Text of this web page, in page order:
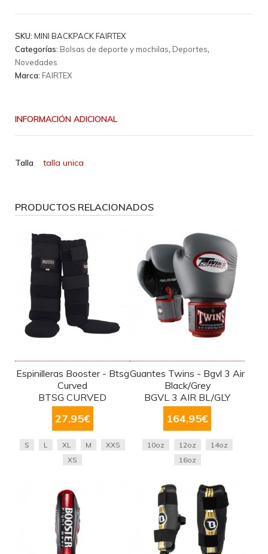
Fairtex
Mini
Backpack
Matcha
SKU: MINI BACKPACK FAIRTEX
Categorías: Bolsas de deporte y mochilas Deportes
Novedades
Marca: FAIRTEX
INFORMACIÓN ADICIONAL
Talla talla unica
PRODUCTOS RELACIONADOS
Espinilleras Booster - Btsg
Curved
BTSG CURVED
27,95€
S L XL M
XXS
XS
Guantes Twins - Bgvl 3 Air
Black/Grey
BGVL 3 AIR BL/GLY
164,95€
10oz 12oz
14oz
16oz